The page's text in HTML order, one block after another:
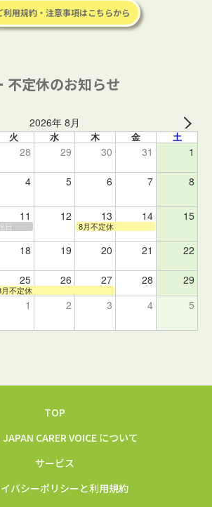
利用規約・注意事項はこちらから
不定休のお知らせ
2026年 8月
火 水 木 金 土
28 29 30 31 1
4 5 6 7 8
11 12 13 14 15
日 8月不定休
18 19 20 21 22
25 26 27 28 29
不定休
1 2 3 4 5
TOP
CARER VOICE について
サービス
バシーポリシーと利用規約